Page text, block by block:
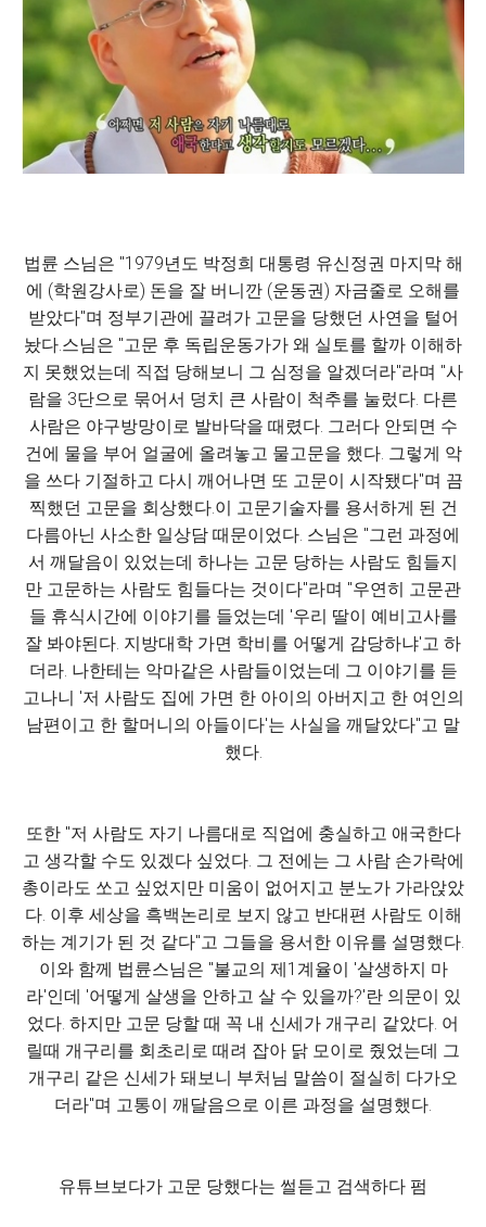
법륜 스님은 "1979년도 박정희 대통령 유신정권 마지막 해
에 (학원강사로) 돈을 잘 버니깐 (운동권) 자금줄로 오해를
받았다"며 정부기관에 끌려가 고문을 당했던 사연을 털어
놨다.스님은 "고문 후 독립운동가가 왜 실토를 할까 이해하
지 못했었는데 직접 당해보니 그 심정을 알겠더라"라며 "사
람을 3단으로 묶어서 덩치 큰 사람이 척추를 눌렀다. 다른
사람은 야구방망이로 발바닥을 때렸다. 그러다 안되면 수
건에 물을 부어 얼굴에 올려놓고 물고문을 했다. 그렇게 악
을 쓰다 기절하고 다시 깨어나면 또 고문이 시작됐다"며 끔
찍했던 고문을 회상했다.이 고문기술자를 용서하게 된 건
다름아닌 사소한 일상담 때문이었다. 스님은 "그런 과정에
서 깨달음이 있었는데 하나는 고문 당하는 사람도 힘들지
만 고문하는 사람도 힘들다는 것이다"라며 "우연히 고문관
들 휴식시간에 이야기를 들었는데 '우리 딸이 예비고사를
잘 봐야된다. 지방대학 가면 학비를 어떻게 감당하냐'고 하
더라. 나한테는 악마같은 사람들이었는데 그 이야기를 듣
고나니 '저 사람도 집에 가면 한 아이의 아버지고 한 여인의
남편이고 한 할머니의 아들이다'는 사실을 깨달았다"고 말
했다.
또한 "저 사람도 자기 나름대로 직업에 충실하고 애국한다
고 생각할 수도 있겠다 싶었다. 그 전에는 그 사람 손가락에
총이라도 쏘고 싶었지만 미움이 없어지고 분노가 가라앉았
다. 이후 세상을 흑백논리로 보지 않고 반대편 사람도 이해
하는 계기가 된 것 같다"고 그들을 용서한 이유를 설명했다.
이와 함께 법륜스님은 "불교의 제1계율이 '살생하지 마
라'인데 '어떻게 살생을 안하고 살 수 있을까?'란 의문이 있
었다. 하지만 고문 당할 때 꼭 내 신세가 개구리 같았다. 어
릴때 개구리를 회초리로 때려 잡아 닭 모이로 줬었는데 그
개구리 같은 신세가 돼보니 부처님 말씀이 절실히 다가오
더라"며 고통이 깨달음으로 이른 과정을 설명했다.
유튜브보다가 고문 당했다는 썰듣고 검색하다 펌